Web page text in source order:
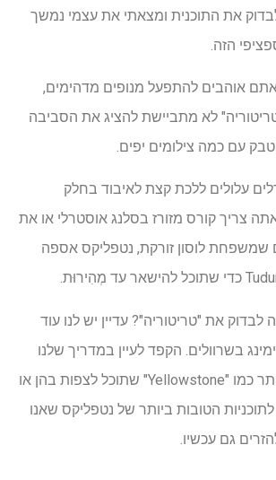
את התוכנית ומצאתי את עצמי נמשך
הזה.
אוהבים להתפעל מנופים מדהימים,
לא מתביישת להציג את הסביבה
עם כמה צילומים יפים.
עלולים ללכת קצת לאיבוד בחלק
צריך קורס מזורז בסלנג אוסטרלי או את
שמשפחת לוסון זורקת, נטפליקס אספה
את "טריטוריה"? עדיין יש לנו עוד
בשרוולים. הקפד לעיין במדריך שלנו
לתוכניות הטובות ביותר כמו "Yellowstone" שתוכל לצפות בהן או
הטובות ביותר של נטפליקס שאנו
גם עכשיו.